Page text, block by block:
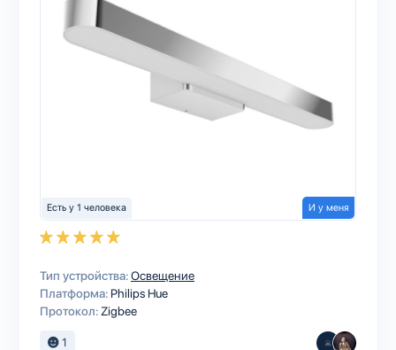
Есть у 1 человека И у меня
Тип устройства:Освещение
Платформа: Philips Hue
Протокол: Zigbee
1